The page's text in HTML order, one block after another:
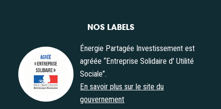
NOS LABELS
Agrément "Entreprise Solidaire d' Utilité Sociale"
Énergie Partagée Investissement est
agréée “Entreprise Solidaire d' Utilité
Sociale”.
En savoir plus sur le site du
gouvernement